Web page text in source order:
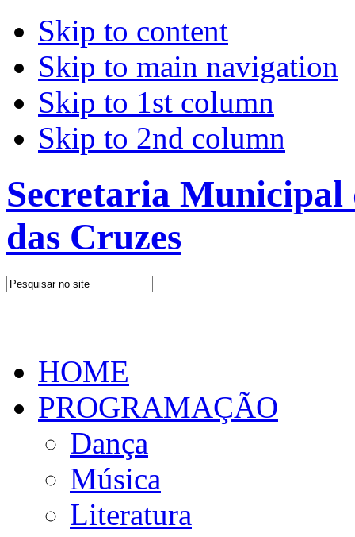
Skip to content
Skip to main navigation
Skip to 1st column
Skip to 2nd column
Secretaria
das Cruzes
HOME
PROGRAMAÇÃO
Dança
Música
Literatura